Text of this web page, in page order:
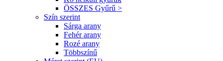
ÖSSZES Gyűrű >
Szín szerint
Sárga arany
Fehér arany
Rozé arany
Többszínű